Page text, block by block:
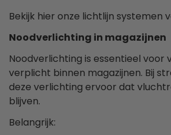
Bekijk hier onze lichtlijn systemen
Noodverlichting in magazijnen
Noodverlichting is essentieel voor
verplicht binnen magazijnen. Bij
deze verlichting ervoor dat
blijven.
Belangrijk: